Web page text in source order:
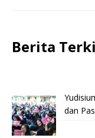
Berita
dan